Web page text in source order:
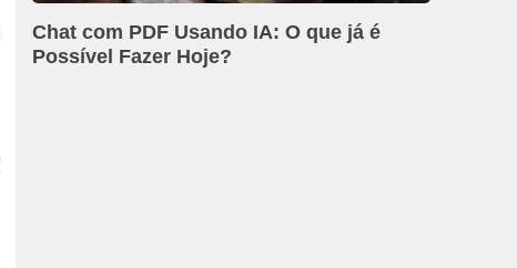
Chat com PDF Usando IA: O que já é
Possível Fazer Hoje?